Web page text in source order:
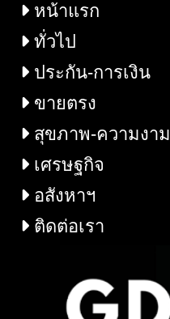
หน้าแรก
ทั่วไป
ประกัน-การเงิน
ขายตรง
สุขภาพ-ความงาม
เศรษฐกิจ
อสังหาฯ
ติดต่อเรา